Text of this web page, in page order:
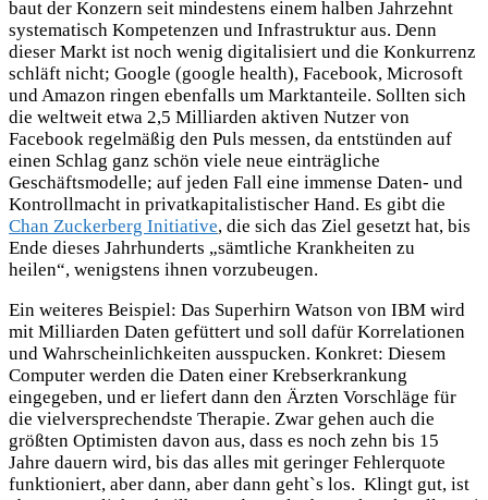
baut der Konzern seit mindestens einem halben Jahrzehnt
systematisch Kompetenzen und Infrastruktur aus. Denn
dieser Markt ist noch wenig digitalisiert und die Konkurrenz
schläft nicht; Google (google health), Facebook, Microsoft
und Amazon ringen ebenfalls um Marktanteile. Sollten sich
die weltweit etwa 2,5 Milliarden aktiven Nutzer von
Facebook regelmäßig den Puls messen, da entstünden auf
einen Schlag ganz schön viele neue einträgliche
Geschäftsmodelle; auf jeden Fall eine immense Daten- und
Kontrollmacht in privatkapitalistischer Hand. Es gibt die
Chan Zuckerberg Initiative, die sich das Ziel gesetzt hat, bis
Ende dieses Jahrhunderts „sämtliche Krankheiten zu
heilen“, wenigstens ihnen vorzubeugen.
Ein weiteres Beispiel: Das Superhirn Watson von IBM wird
mit Milliarden Daten gefüttert und soll dafür Korrelationen
und Wahrscheinlichkeiten ausspucken. Konkret: Diesem
Computer werden die Daten einer Krebserkrankung
eingegeben, und er liefert dann den Ärzten Vorschläge für
die vielversprechendste Therapie. Zwar gehen auch die
größten Optimisten davon aus, dass es noch zehn bis 15
Jahre dauern wird, bis das alles mit geringer Fehlerquote
funktioniert, aber dann, aber dann geht`s los. Klingt gut, ist